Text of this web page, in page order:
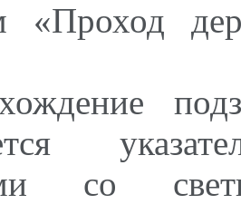
«Проход
со